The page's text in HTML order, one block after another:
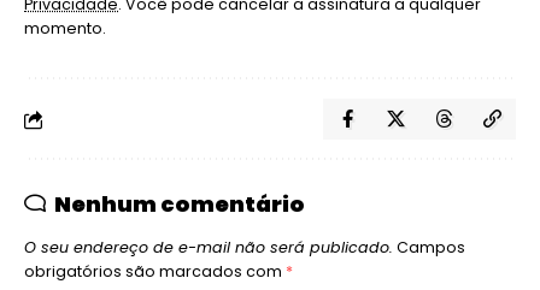
Privacidade. Você pode cancelar a assinatura a qualquer
momento.
Nenhum comentário
O seu endereço de e-mail não será publicado. Campos
obrigatórios são marcados com *